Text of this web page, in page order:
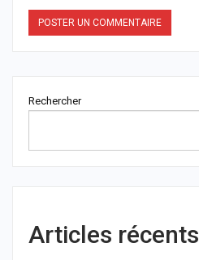
Rechercher
Articles récents